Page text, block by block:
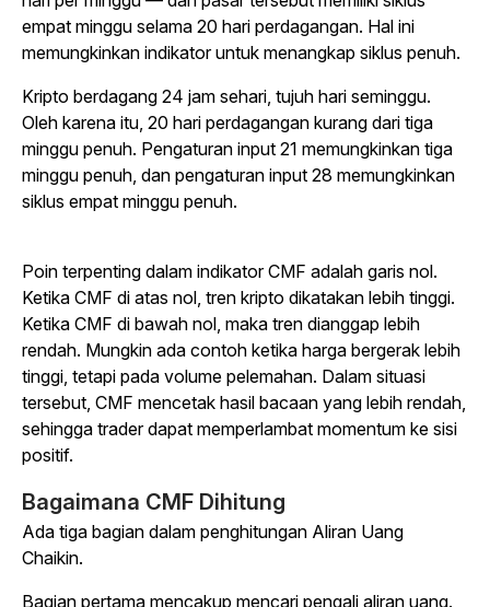
empat minggu selama 20 hari perdagangan. Hal ini
memungkinkan indikator untuk menangkap siklus penuh.
Kripto berdagang 24 jam sehari, tujuh hari seminggu.
Oleh karena itu, 20 hari perdagangan kurang dari tiga
minggu penuh. Pengaturan input 21 memungkinkan tiga
minggu penuh, dan pengaturan input 28 memungkinkan
siklus empat minggu penuh.
Poin terpenting dalam indikator CMF adalah garis nol.
Ketika CMF di atas nol, tren kripto dikatakan lebih tinggi.
Ketika CMF di bawah nol, maka tren dianggap lebih
rendah. Mungkin ada contoh ketika harga bergerak lebih
tinggi, tetapi pada volume pelemahan. Dalam situasi
tersebut, CMF mencetak hasil bacaan yang lebih rendah,
sehingga trader dapat memperlambat momentum ke sisi
positif.
Bagaimana CMF Dihitung
Ada tiga bagian dalam penghitungan Aliran Uang
Chaikin.
Bagian pertama mencakup mencari pengali aliran uang.